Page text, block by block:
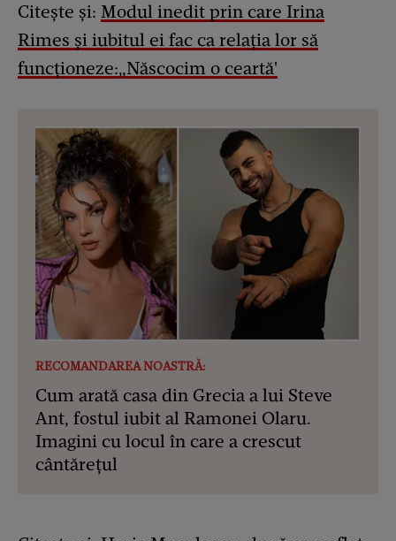
Citește și: Modul inedit prin care Irina
Rimes și iubitul ei fac ca relația lor să
funcționeze:„Născocim o ceartă'
RECOMANDAREA NOASTRĂ:
Cum arată casa din Grecia a lui Steve
Ant, fostul iubit al Ramonei Olaru.
Imagini cu locul în care a crescut
cântărețul